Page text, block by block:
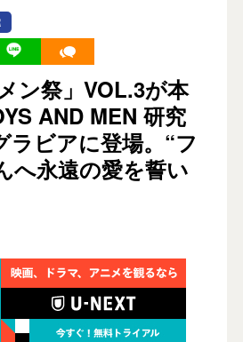
ン祭」VOL.3が本
AND MEN 研究
ラビアに登場。“フ
へ永遠の愛を誓い